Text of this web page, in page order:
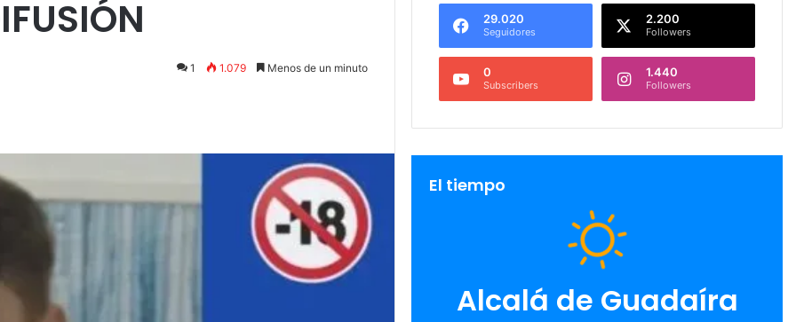
1 1.079 Menos de un minuto
29.020
Seguidores
2.200
Followers
0
Subscribers
1.440
Followers
El tiempo
Alcalá de Guadaíra